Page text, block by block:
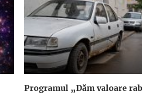
Programul „Dăm valoare